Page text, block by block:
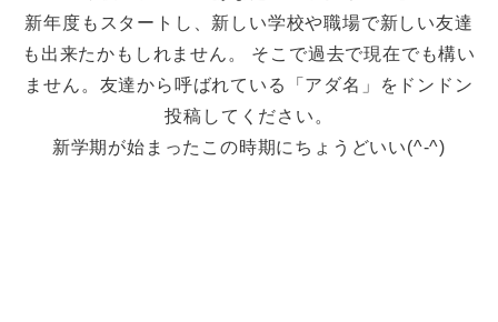
新年度もスタートし、新しい学校や職場で新しい友達
も出来たかもしれません。 そこで過去で現在でも構い
ません。友達から呼ばれている「アダ名」をドンドン
投稿してください。
新学期が始まったこの時期にちょうどいい(^-^)